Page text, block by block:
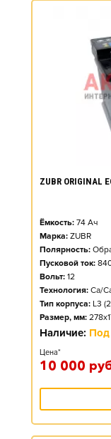
ZUBR
Ёмкость: 74 Ач
Марка: ZUBR
Полярность:
Пусковой ток:
Вольт: 12
Технология: Ca/
Тип корпуса: L3
Размер, мм:
Наличие: Под
Цена*
10 000